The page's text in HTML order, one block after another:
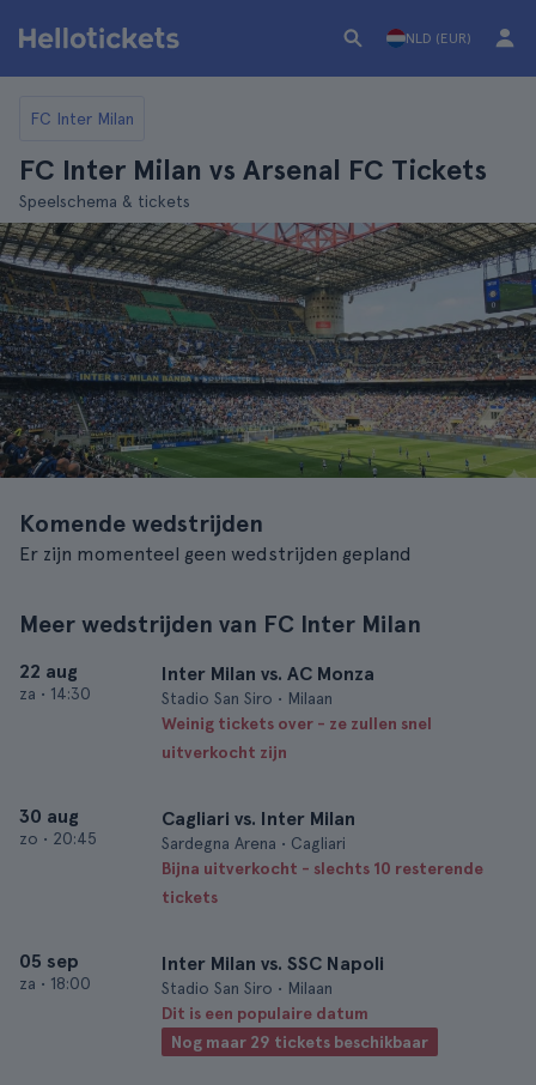
NLD (EUR)
FC Inter Milan
FC Inter Milan vs Arsenal FC Tickets
Speelschema & tickets
Komende wedstrijden
Er zijn momenteel geen wedstrijden gepland
Meer wedstrijden van FC Inter Milan
22 aug
za • 14:30
Inter Milan vs. AC Monza
Stadio San Siro • Milaan
Weinig tickets over - ze zullen snel
uitverkocht zijn
30 aug
zo • 20:45
Cagliari vs. Inter Milan
Sardegna Arena • Cagliari
Bijna uitverkocht - slechts 10 resterende
tickets
05 sep
za • 18:00
Inter Milan vs. SSC Napoli
Stadio San Siro • Milaan
Dit is een populaire datum
Nog maar 29 tickets beschikbaar